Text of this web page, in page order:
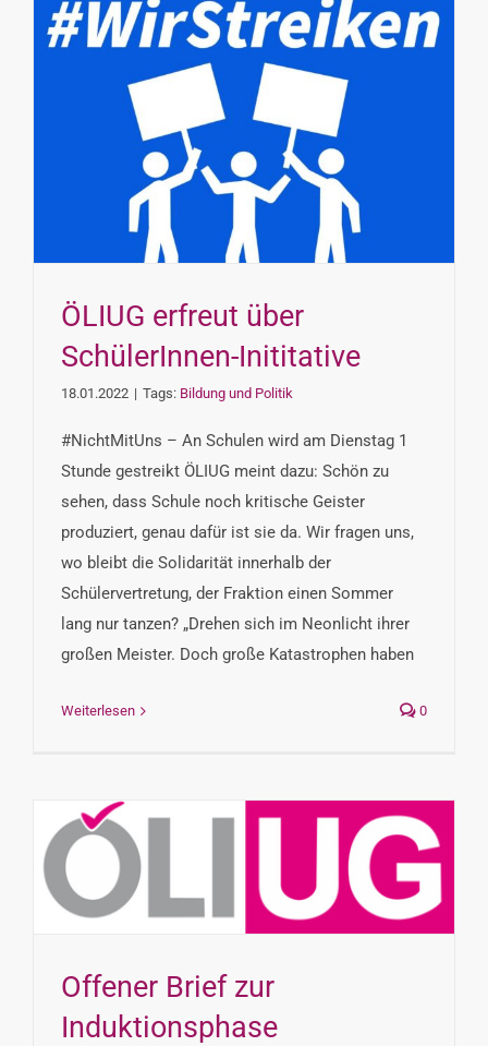
ÖLIUG erfreut über
SchülerInnen-Inititative
18.01.2022 | Tags: Bildung und Politik
#NichtMitUns – An Schulen wird am Dienstag 1
Stunde gestreikt ÖLIUG meint dazu: Schön zu
sehen, dass Schule noch kritische Geister
produziert, genau dafür ist sie da. Wir fragen uns,
wo bleibt die Solidarität innerhalb der
Schülervertretung, der Fraktion einen Sommer
lang nur tanzen? „Drehen sich im Neonlicht ihrer
großen Meister. Doch große Katastrophen haben
Weiterlesen 0
Offener Brief zur
Induktionsphase